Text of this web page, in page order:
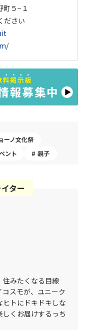
５−１
ださい
ーノ文化祭
ント 親子
ター
住みたくなる目線
スモが、ユニーク
トにドキドキしな
くお届けするっち